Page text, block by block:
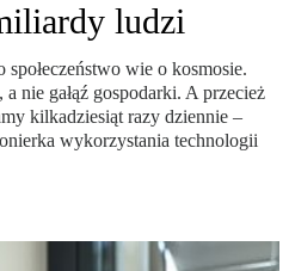
ludzi
społeczeństwo wie o kosmosie.
nie gałąź gospodarki. A przecież
kilkadziesiąt razy dziennie –
wykorzystania technologii